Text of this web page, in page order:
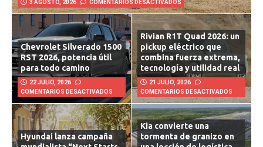
3 AGOSTO, 2026 COMENTARIOS DESACTIVADOS
Chevrolet Silverado 1500
RST 2026, potencia útil
para todo camino
22 JULIO, 2026
COMENTARIOS DESACTIVADOS
Rivian R1T Quad 2026: un
pickup eléctrico que
combina fuerza extrema,
tecnología y utilidad real
21 JULIO, 2026
COMENTARIOS DESACTIVADOS
Hyundai lanza campaña
Kia convierte una
tormenta de granizo en